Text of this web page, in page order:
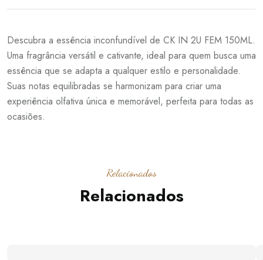
Descubra a essência inconfundível de CK IN 2U FEM 150ML.
Uma fragrância versátil e cativante, ideal para quem busca uma
essência que se adapta a qualquer estilo e personalidade.
Suas notas equilibradas se harmonizam para criar uma
experiência olfativa única e memorável, perfeita para todas as
ocasiões.
Relacionados
Relacionados